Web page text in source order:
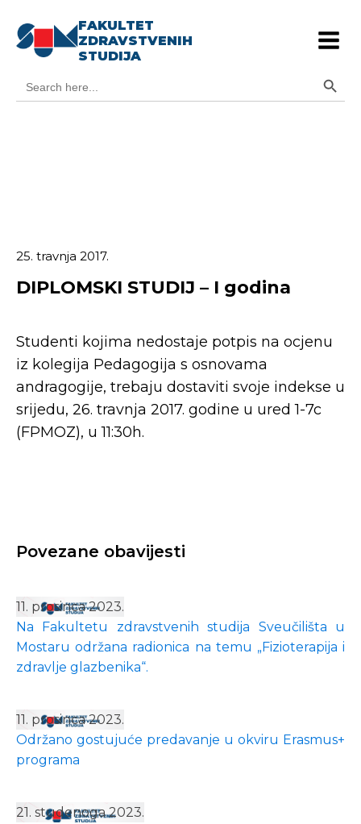
FAKULTET
ZDRAVSTVENIH
STUDIJA
for:
25. travnja 2017.
DIPLOMSKI STUDIJ – I godina
Studenti kojima nedostaje potpis na ocjenu
iz kolegija Pedagogija s osnovama
andragogije, trebaju dostaviti svoje indekse u
srijedu, 26. travnja 2017. godine u ured 1-7c
(FPMOZ), u 11:30h.
Povezane obavijesti
11. prosinca 2023.
Na Fakultetu zdravstvenih studija Sveučilišta u
Mostaru održana radionica na temu „Fizioterapija i
zdravlje glazbenika“.
11. prosinca 2023.
Održano gostujuće predavanje u okviru Erasmus+
programa
21. studenoga 2023.